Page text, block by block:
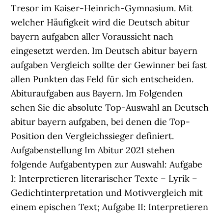
Tresor im Kaiser-Heinrich-Gymnasium. Mit
welcher Häufigkeit wird die Deutsch abitur
bayern aufgaben aller Voraussicht nach
eingesetzt werden. Im Deutsch abitur bayern
aufgaben Vergleich sollte der Gewinner bei fast
allen Punkten das Feld für sich entscheiden.
Abituraufgaben aus Bayern. Im Folgenden
sehen Sie die absolute Top-Auswahl an Deutsch
abitur bayern aufgaben, bei denen die Top-
Position den Vergleichssieger definiert.
Aufgabenstellung Im Abitur 2021 stehen
folgende Aufgabentypen zur Auswahl: Aufgabe
I: Interpretieren literarischer Texte – Lyrik –
Gedichtinterpretation und Motivvergleich mit
einem epischen Text; Aufgabe II: Interpretieren